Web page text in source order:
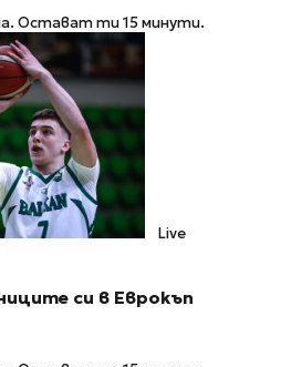
Остават ти 15 минути.
Live
си в Еврокъп